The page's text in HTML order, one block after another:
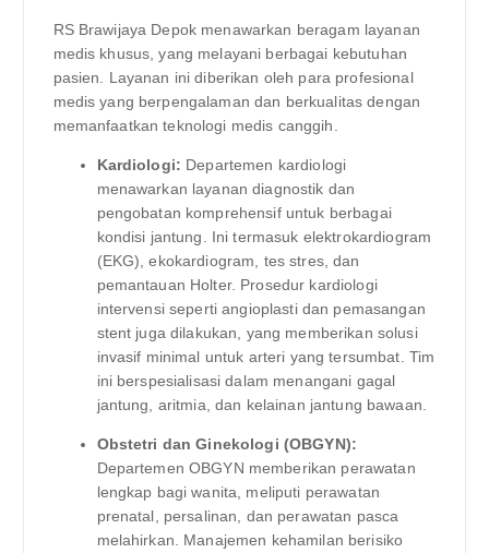
RS Brawijaya Depok menawarkan beragam layanan
medis khusus, yang melayani berbagai kebutuhan
pasien. Layanan ini diberikan oleh para profesional
medis yang berpengalaman dan berkualitas dengan
memanfaatkan teknologi medis canggih.
Kardiologi: Departemen kardiologi
menawarkan layanan diagnostik dan
pengobatan komprehensif untuk berbagai
kondisi jantung. Ini termasuk elektrokardiogram
(EKG), ekokardiogram, tes stres, dan
pemantauan Holter. Prosedur kardiologi
intervensi seperti angioplasti dan pemasangan
stent juga dilakukan, yang memberikan solusi
invasif minimal untuk arteri yang tersumbat. Tim
ini berspesialisasi dalam menangani gagal
jantung, aritmia, dan kelainan jantung bawaan.
Obstetri dan Ginekologi (OBGYN):
Departemen OBGYN memberikan perawatan
lengkap bagi wanita, meliputi perawatan
prenatal, persalinan, dan perawatan pasca
melahirkan. Manajemen kehamilan berisiko